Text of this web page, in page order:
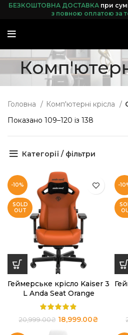
БЕЗКОШТОВНА ДОСТАВКАпри
з повною оплатою за
Головна Комп'ютерні крісла
Показано 109–120 із 138
Категорії / фільтри
-10%
SOLD
OUT
Геймерське крісло Kaiser 3
L Anda Seat Orange
20,999.00₴ 18,999.00₴
-